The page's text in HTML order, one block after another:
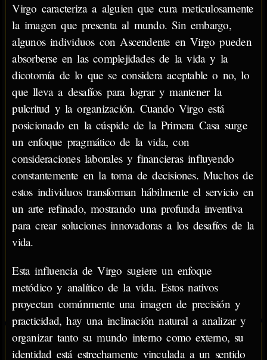
Virgo caracteriza a alguien que cura meticulosamente
la imagen que presenta al mundo. Sin embargo,
algunos individuos con Ascendente en Virgo pueden
absorberse en las complejidades de la vida y la
dicotomía de lo que se considera aceptable o no, lo
que lleva a desafíos para lograr y mantener la
pulcritud y la organización. Cuando Virgo está
posicionado en la cúspide de la Primera Casa surge
un enfoque pragmático de la vida, con
consideraciones laborales y financieras influyendo
constantemente en la toma de decisiones. Muchos de
estos individuos transforman hábilmente el servicio en
un arte refinado, mostrando una profunda inventiva
para crear soluciones innovadoras a los desafíos de la
vida.
Esta influencia de Virgo sugiere un enfoque
metódico y analítico de la vida. Estos nativos
proyectan comúnmente una imagen de precisión y
practicidad, hay una inclinación natural a analizar y
organizar tanto su mundo interno como externo, su
identidad está estrechamente vinculada a un sentido